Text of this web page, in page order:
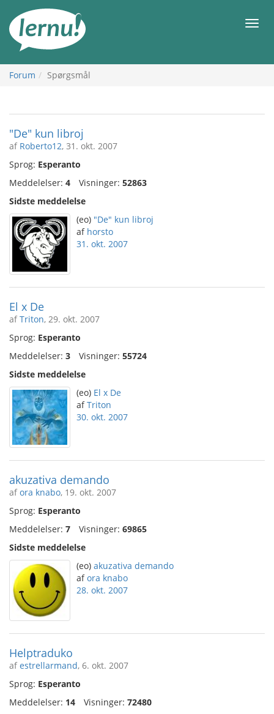
indholdet
Forum Spørgsmål
"De" kun libroj
af Roberto12, 31. okt. 2007
Sprog: Esperanto
Meddelelser: 4 Visninger: 52863
Sidste meddelelse
(eo) "De" kun libroj
af horsto
31. okt. 2007
El x De
afTriton, 29. okt. 2007
Sprog: Esperanto
Meddelelser: 3 Visninger: 55724
Sidste meddelelse
(eo) El x De
afTriton
30. okt. 2007
akuzativa demando
afora knabo, 19. okt. 2007
Sprog: Esperanto
Meddelelser: 7 Visninger: 69865
Sidste meddelelse
(eo) akuzativa demando
afora knabo
28. okt. 2007
Helptraduko
afestrellarmand, 6. okt. 2007
Sprog: Esperanto
Meddelelser: 14 Visninger: 72480